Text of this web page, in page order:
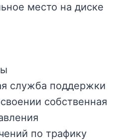
место на диске
служба поддержки
собственная
по трафику